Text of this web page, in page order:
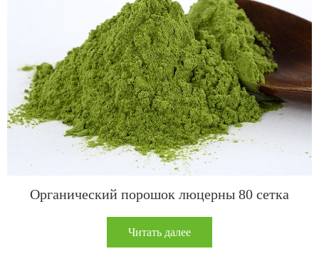
Органический порошок люцерны 80 сетка
Читать далее